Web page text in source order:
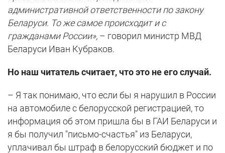
административной ответственности по закону
Беларуси. То же самое происходит и с
гражданами России», – говорил министр МВД
Беларуси Иван Кубраков.
Но наш читатель считает, что это не его случай.
– Я так понимаю, что если бы я нарушил в России
на автомобиле с белорусской регистрацией, то
информация об этом пришла бы в ГАИ Беларуси и
я бы получил "письмо-счастья" из Беларуси,
уплачивал бы штраф в белорусский бюджет и по